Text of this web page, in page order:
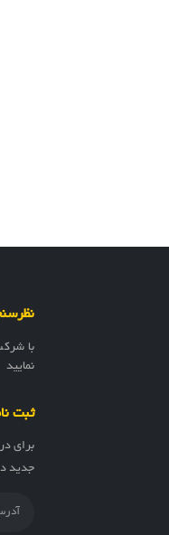
با
نمایید
ثبت
برای
جدید